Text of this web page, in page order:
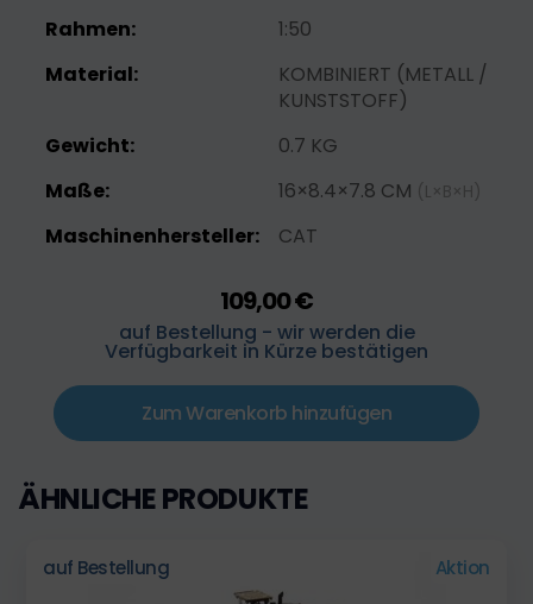
Rahmen:
1:50
Material:
KOMBINIERT (METALL /
KUNSTSTOFF)
Gewicht:
0.7 KG
Maße:
16×8.4×7.8 CM (L×B×H)
Maschinenhersteller: CAT
109,00 €
auf Bestellung - wir werden die
Verfügbarkeit in Kürze bestätigen
Zum Warenkorb hinzufügen
ÄHNLICHE PRODUKTE
auf Bestellung Aktion